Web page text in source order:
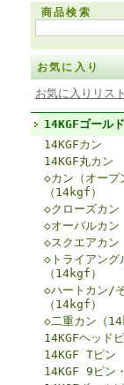
商品検索
お気に入り
お気に入りリス
14KGFゴール
14KGFカン
14KGF丸カン
◇カン（オープ
（14kgf）
◇クローズカン
◇オーバルカン
◇スクエアカン
◇トライアング
（14kgf）
◇ハートカン/
（14kgf）
◇二重カン（
14KGFヘッド
14KGF Tピン
14KGF 9ピン